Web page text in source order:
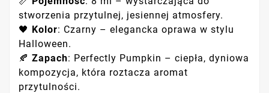
stworzenia przytulnej, jesiennej atmosfery.
🖤 Kolor: Czarny – elegancka oprawa w stylu
Halloween.
🍂 Zapach: Perfectly Pumpkin – ciepła, dyniowa
kompozycja, która roztacza aromat
przytulności.